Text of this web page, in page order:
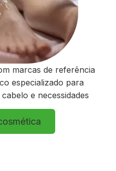
marcas de referência
especializado para
e necessidades